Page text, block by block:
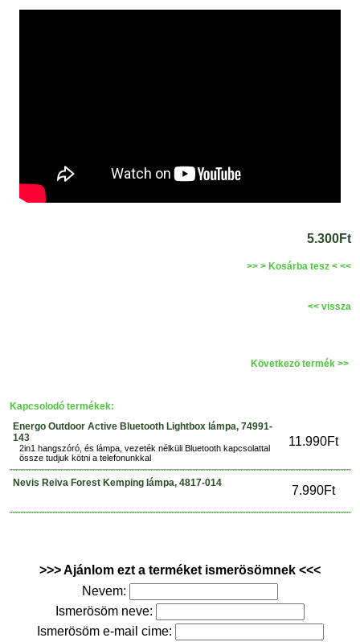
5.300Ft
>> > Kosárba tesz < <<
<< vissza
Következö termék >>
Kapcsolodó termékek:
Energo Outdoor Active Bluetooth Lightbox lámpa, 74991-
143
11.990Ft
2in1 hangszóró, és lámpa, vezeték nélküli Bluetooth kapcsolattal
össze tudjuk kötni a telefonunkkal
Nevis Reiva Forest Kemping lámpa, 4817-014
7.990Ft
>>> Ajánlom ezt a terméket ismerösömnek <<<
Nevem:
Ismerösöm neve:
Ismerösöm e-mail cime: